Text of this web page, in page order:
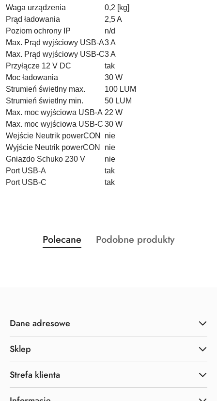
Waga urządzenia
0,2 [kg]
Prąd ładowania
2,5 A
Poziom ochrony IP
n/d
Max. Prąd wyjściowy USB-A3 A
Max. Prąd wyjściowy USB-C3 A
Przyłącze 12 V DC
tak
Moc ładowania
30 W
Strumień świetlny max.
100 LUM
Strumień świetlny min.
50 LUM
Max. moc wyjściowa USB-A 22 W
Max. moc wyjściowa USB-C 30 W
Wejście Neutrik powerCON
nie
Wyjście Neutrik powerCON
nie
Gniazdo Schuko 230 V
nie
Port USB-A
tak
Port USB-C
tak
Pomiń karuzelę produktów
Produkty
o
Polecane
Produkty
Podobne produkty
Dane adresowe
Sklep
Strefa klienta